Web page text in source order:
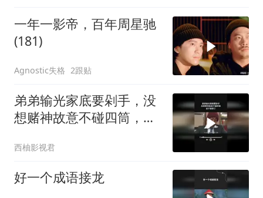
一年一影帝，百年周星驰
(181)
Agnostic失格 2跟贴
弟弟输光家底要剁手，没
想赌神故意不碰四筒，老
西柚影视君
好一个成语接龙